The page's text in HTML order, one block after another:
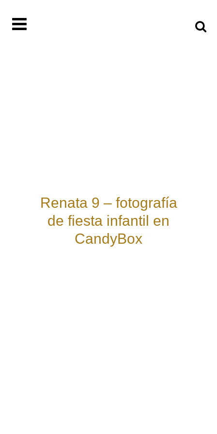
Renata 9 – fotografía
de fiesta infantil en
CandyBox